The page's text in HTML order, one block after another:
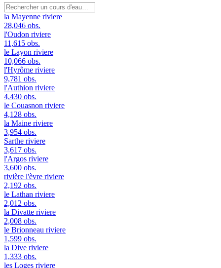
la Mayenne riviere
28,046 obs.
l'Oudon riviere
11,615 obs.
le Layon riviere
10,066 obs.
l'Hyrôme riviere
9,781 obs.
l'Authion riviere
4,430 obs.
le Couasnon riviere
4,128 obs.
la Maine riviere
3,954 obs.
Sarthe riviere
3,617 obs.
l'Argos riviere
3,600 obs.
rivière l'èvre riviere
2,192 obs.
le Lathan riviere
2,012 obs.
la Divatte riviere
2,008 obs.
le Brionneau riviere
1,599 obs.
la Dive riviere
1,333 obs.
les Loges riviere